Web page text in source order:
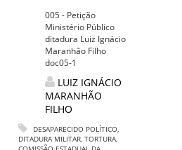
005 - Petição
Ministério Público
ditadura Luiz Ignácio
Maranhão Filho
doc05-1
LUIZ IGNÁCIO
MARANHÃO
FILHO
DESAPARECIDO POLÍTICO,
DITADURA MILITAR, TORTURA,